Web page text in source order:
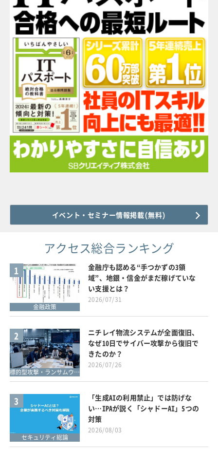
イベント・セミナー情報掲載(無料)
アクセス総合ランキング
1
金融政策
金融庁も認める“手つかずの3領
域”、地銀・信金がまだ稼げていな
い支援とは？
2026/07/31
2
標的型攻撃・ランサムウェア対策
ニチレイ物流システムが全面復旧、
なぜ10日でサイバー攻撃から復旧で
きたのか？
2026/07/26
3
セキュリティ総論
「生成AIの利用禁止」では防げな
い…IPAが説く「シャドーAI」5つの
対策
2026/08/03